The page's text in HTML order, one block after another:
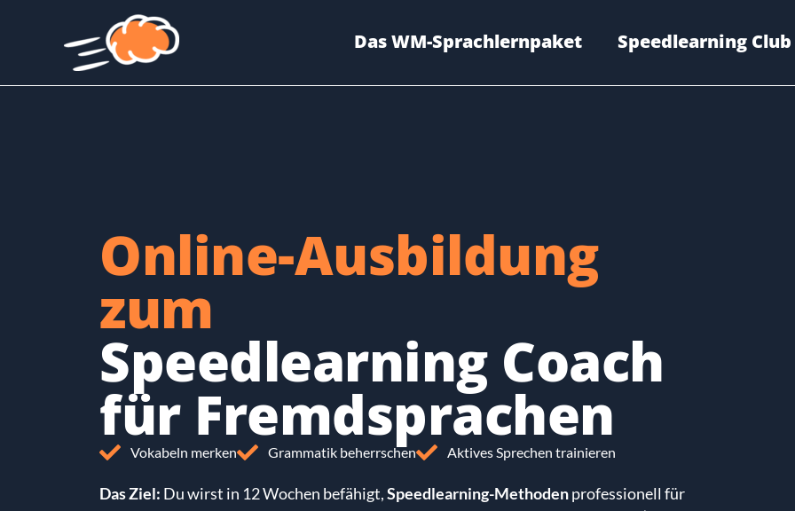
Das WM-Sprachlernpaket Speedlearning Club
Online-Ausbildung
zum
Speedlearning Coach
für Fremdsprachen
Vokabeln merken Grammatik beherrschen Aktives Sprechen trainieren
Das Ziel: Du wirst in 12 Wochen befähigt,Speedlearning-Methodenprofessionell für